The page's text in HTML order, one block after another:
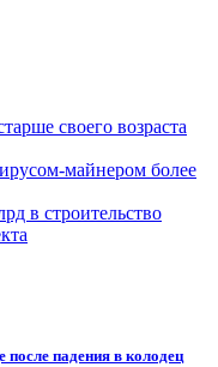
своего возраста
майнером более
в строительство
падения в колодец